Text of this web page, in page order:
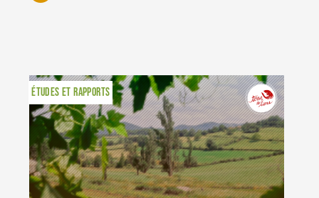
ÉTUDES ET RAPPORTS